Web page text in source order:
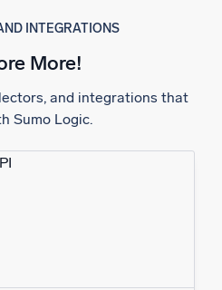
INTEGRATIONS
More!
and integrations that
Sumo Logic.